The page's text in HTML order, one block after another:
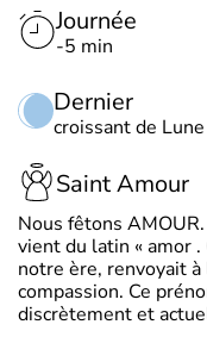
Journée
-5 min
Dernier
croissant de Lune
Saint Amour
Nous fêtons
vient du latin « amor
notre ère, renvoyait
compassion. Ce
discrètement et